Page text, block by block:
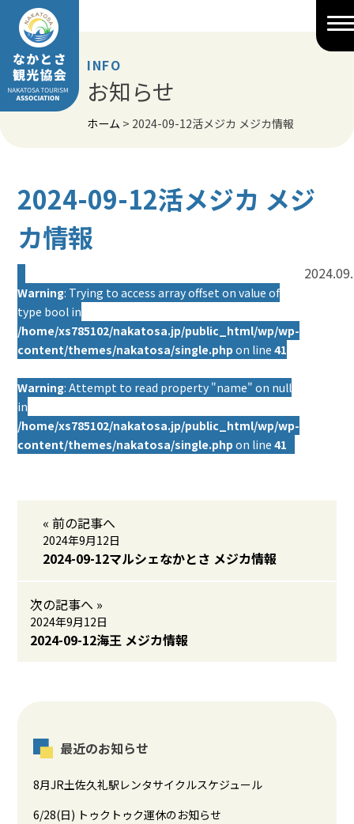
Skip
content
INFO
お知らせ
ホーム > 2024-09-12活メジカ メジカ情報
2024-09-12活メジカ メジ
カ情報
Warning: Trying to access array offset on value of
type bool in
/home/xs785102/nakatosa.jp/public_html/wp/wp-
content/themes/nakatosa/single.php on line41
Warning: Attempt to read property "name" on null
in
/home/xs785102/nakatosa.jp/public_html/wp/wp-
content/themes/nakatosa/single.php on line41
« 前の記事へ
2024年9月12日
2024-09-12マルシェなかとさ メジカ情報
次の記事へ »
2024年9月12日
2024-09-12海王 メジカ情報
最近のお知らせ
8月JR土佐久礼駅レンタサイクルスケジュール
6/28(日) トゥクトゥク運休のお知らせ